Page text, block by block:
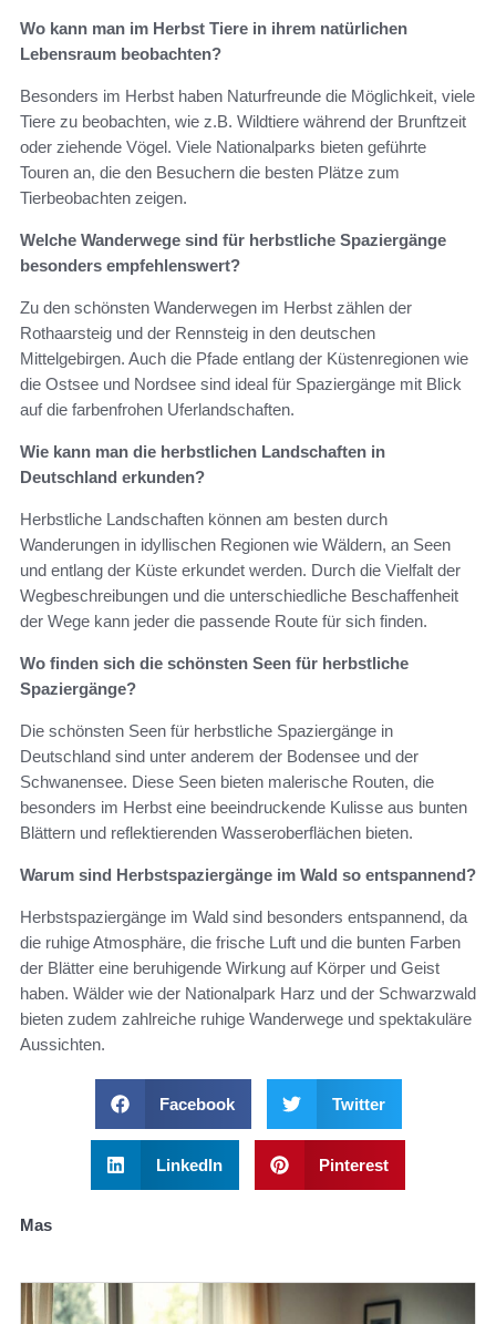
Wo kann man im Herbst Tiere in ihrem natürlichen
Lebensraum beobachten?
Besonders im Herbst haben Naturfreunde die Möglichkeit, viele
Tiere zu beobachten, wie z.B. Wildtiere während der Brunftzeit
oder ziehende Vögel. Viele Nationalparks bieten geführte
Touren an, die den Besuchern die besten Plätze zum
Tierbeobachten zeigen.
Welche Wanderwege sind für herbstliche Spaziergänge
besonders empfehlenswert?
Zu den schönsten Wanderwegen im Herbst zählen der
Rothaarsteig und der Rennsteig in den deutschen
Mittelgebirgen. Auch die Pfade entlang der Küstenregionen wie
die Ostsee und Nordsee sind ideal für Spaziergänge mit Blick
auf die farbenfrohen Uferlandschaften.
Wie kann man die herbstlichen Landschaften in
Deutschland erkunden?
Herbstliche Landschaften können am besten durch
Wanderungen in idyllischen Regionen wie Wäldern, an Seen
und entlang der Küste erkundet werden. Durch die Vielfalt der
Wegbeschreibungen und die unterschiedliche Beschaffenheit
der Wege kann jeder die passende Route für sich finden.
Wo finden sich die schönsten Seen für herbstliche
Spaziergänge?
Die schönsten Seen für herbstliche Spaziergänge in
Deutschland sind unter anderem der Bodensee und der
Schwanensee. Diese Seen bieten malerische Routen, die
besonders im Herbst eine beeindruckende Kulisse aus bunten
Blättern und reflektierenden Wasseroberflächen bieten.
Warum sind Herbstspaziergänge im Wald so entspannend?
Herbstspaziergänge im Wald sind besonders entspannend, da
die ruhige Atmosphäre, die frische Luft und die bunten Farben
der Blätter eine beruhigende Wirkung auf Körper und Geist
haben. Wälder wie der Nationalpark Harz und der Schwarzwald
bieten zudem zahlreiche ruhige Wanderwege und spektakuläre
Aussichten.
Facebook Twitter
LinkedIn Pinterest
Mas